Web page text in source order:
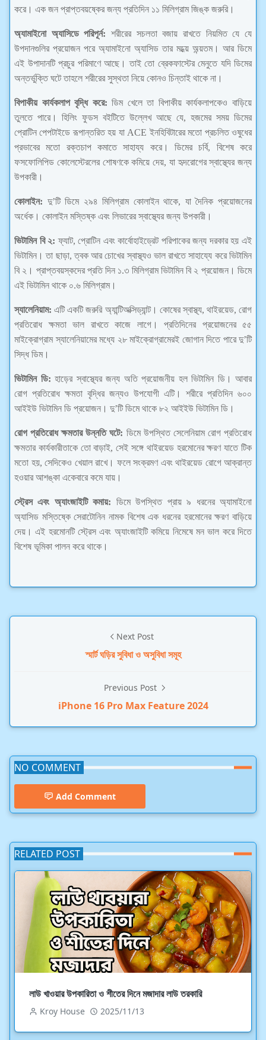
করে। এক জন প্রাপ্তবয়ষ্কের জন্য প্রতিদিন ১১ মিলিগ্রাম জিঙ্ক জরুরি।
অ্যামাইনো অ্যাসিডে পরিপূর্ন: শরীরের সচলতা বজায় রাখতে নিয়মিত যে যে
উপদানগুলির প্রয়োজন পরে অ্যামাইনো অ্যাসিড তার মধ্য়ে অন্য়তম। আর ডিমে
এই উপাদানটি প্রচুর পরিমাণে আছে। তাই তো ব্রেকফাস্টের মেনুতে যদি ডিমের
অন্তর্ভুক্তি ঘটে তাহলে শরীরের সুস্থতা নিয়ে কোনও চিন্তাই থাকে না।
বিপাকীয় কার্যকলাপ বৃদ্ধি করে: ডিম খেলে তা বিপাকীয় কার্যকলাপকেও বাড়িয়ে
তুলতে পারে। হিলিং ফুডস বইটিতে উল্লেখ আছে যে, হজমের সময় ডিমের
প্রোটিন পেপটাইডে রূপান্তরিত হয় যা ACE ইনহিবিটারের মতো প্রচলিত ওষুধের
প্রভাবের মতো রক্তচাপ কমাতে সাহায্য করে। ডিমের চর্বি, বিশেষ করে
ফসফোলিপিড কোলেস্টেরলের শোষণকে কমিয়ে দেয়, যা হৃদরোগের স্বাস্থ্যের জন্য
উপকারী।
কোলাইন: দু’টি ডিমে ২৯৪ মিলিগ্রাম কোলাইন থাকে, যা দৈনিক প্রয়োজনের
অর্ধেক। কোলাইন মস্তিষ্ক এবং লিভারের স্বাস্থ্যের জন্য উপকারী।
ভিটামিন বি ২: ফ্যাট, প্রোটিন এবং কার্বোহাইড্রেট পরিপাকের জন্য দরকার হয় এই
ভিটামিন। তা ছাড়া, ত্বক আর চোখের স্বাস্থ্যও ভাল রাখতে সাহায্যে করে ভিটামিন
বি ২। প্রাপ্তবয়স্কদের প্রতি দিন ১.৩ মিলিগ্রাম ভিটামিন বি ২ প্রয়োজন। ডিমে
এই ভিটামিন থাকে ০.৬ মিলিগ্রাম।
স্যালেনিয়াম: এটি একটি জরুরি অ্যান্টিঅক্সিড্যান্ট। কোষের স্বাস্থ্য, থাইরয়েড, রোগ
প্রতিরোধ ক্ষমতা ভাল রাখতে কাজে লাগে। প্রতিদিনের প্রয়োজনের ৫৫
মাইক্রোগ্রাম স্যালেনিয়ামের মধ্যে ২৮ মাইক্রোগ্রামেরই জোগান দিতে পারে দু’টি
সিদ্ধ ডিম।
ভিটামিন ডি: হাড়ের স্বাস্থ্যের জন্য অতি প্রয়োজনীয় হল ভিটামিন ডি। আবার
রোগ প্রতিরোধ ক্ষমতা বৃদ্ধির জন্যও উপযোগী এটি। শরীরে প্রতিদিন ৬০০
আইইউ ভিটামিন ডি প্রয়োজন। দু’টি ডিমে থাকে ৮২ আইইউ ভিটামিন ডি।
রোগ প্রতিরোধ ক্ষমতার উন্নতি ঘটে: ডিমে উপস্থিত সেলেনিয়াম রোগ প্রতিরোধ
ক্ষমতার কার্যকারীতাকে তো বাড়াই, সেই সঙ্গে থাইরয়েড হরমোনের ক্ষরণ যাতে টিক
মতো হয়, সেদিকেও খেয়াল রাখে। ফলে সংক্রমণ এবং থাইরয়েড রোগে আক্রান্ত
হওয়ার আশঙ্কা একেবারে কমে যায়।
স্ট্রেস এবং অ্যাংজাইটি কমায়: ডিমে উপস্থিত প্রায় ৯ ধরনের অ্যামাইনো
অ্যাসিড মস্তিষ্কে সেরাটোনিন নামক বিশেষ এক ধরনের হরমোনের ক্ষরণ বাড়িয়ে
দেয়। এই হরমোনটি স্ট্রেস এবং অ্যাংজাইটি কমিয়ে নিমেষে মন ভাল করে দিতে
বিশেষ ভূমিকা পালন করে থাকে।
Next Post
স্মার্ট ঘড়ির সুবিধা ও অসুবিধা সমূহ
Previous Post
iPhone 16 Pro Max Feature 2024
NO COMMENT
Add Comment
RELATED POST
লাউ খাওয়ার উপকারিতা ও শীতের দিনে মজাদার লাউ তরকারি
Kroy House 2025/11/13